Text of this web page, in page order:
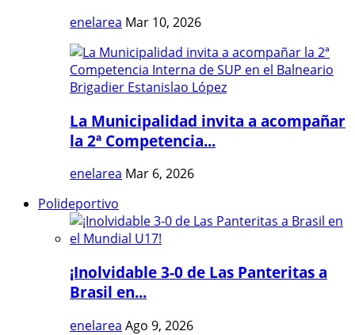
enelarea Mar 10, 2026
La Municipalidad invita a acompañar
la 2ª Competencia...
enelarea Mar 6, 2026
Polideportivo
¡Inolvidable 3-0 de Las Panteritas a
Brasil en...
enelarea Ago 9, 2026